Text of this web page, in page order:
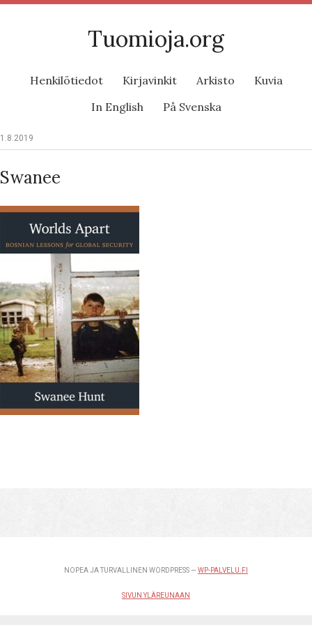
Tuomioja.org
Henkilötiedot Kirjavinkit Arkisto
Kuvia
In English
På Svenska
1.8.2019
Swanee
NOPEA JA TURVALLINEN WORDPRESS — WP-PALVELU.FI
SIVUN YLÄREUNAAN